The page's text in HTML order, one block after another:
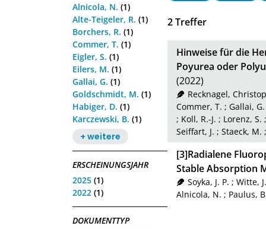
Alnicola, N. (1)
Alte-Teigeler, R. (1)
Borchers, R. (1)
Commer, T. (1)
Eigler, S. (1)
Eilers, M. (1)
Gallai, G. (1)
Goldschmidt, M. (1)
Habiger, D. (1)
Karczewski, B. (1)
+ weitere
ERSCHEINUNGSJAHR
2025 (1)
2022 (1)
DOKUMENTTYP
2Treffer
Hinweise für die
Poyurea oder
(2022)
Recknagel,
Commer, T. ; Gallai, G.
; Koll, R.-J. ; Lorenz, S.
Seiffart, J. ; Staeck, M.
[3]Radialene
Stable Absorption
Soyka, J. P. ; Witte,
Alnicola, N. ; Paulus,